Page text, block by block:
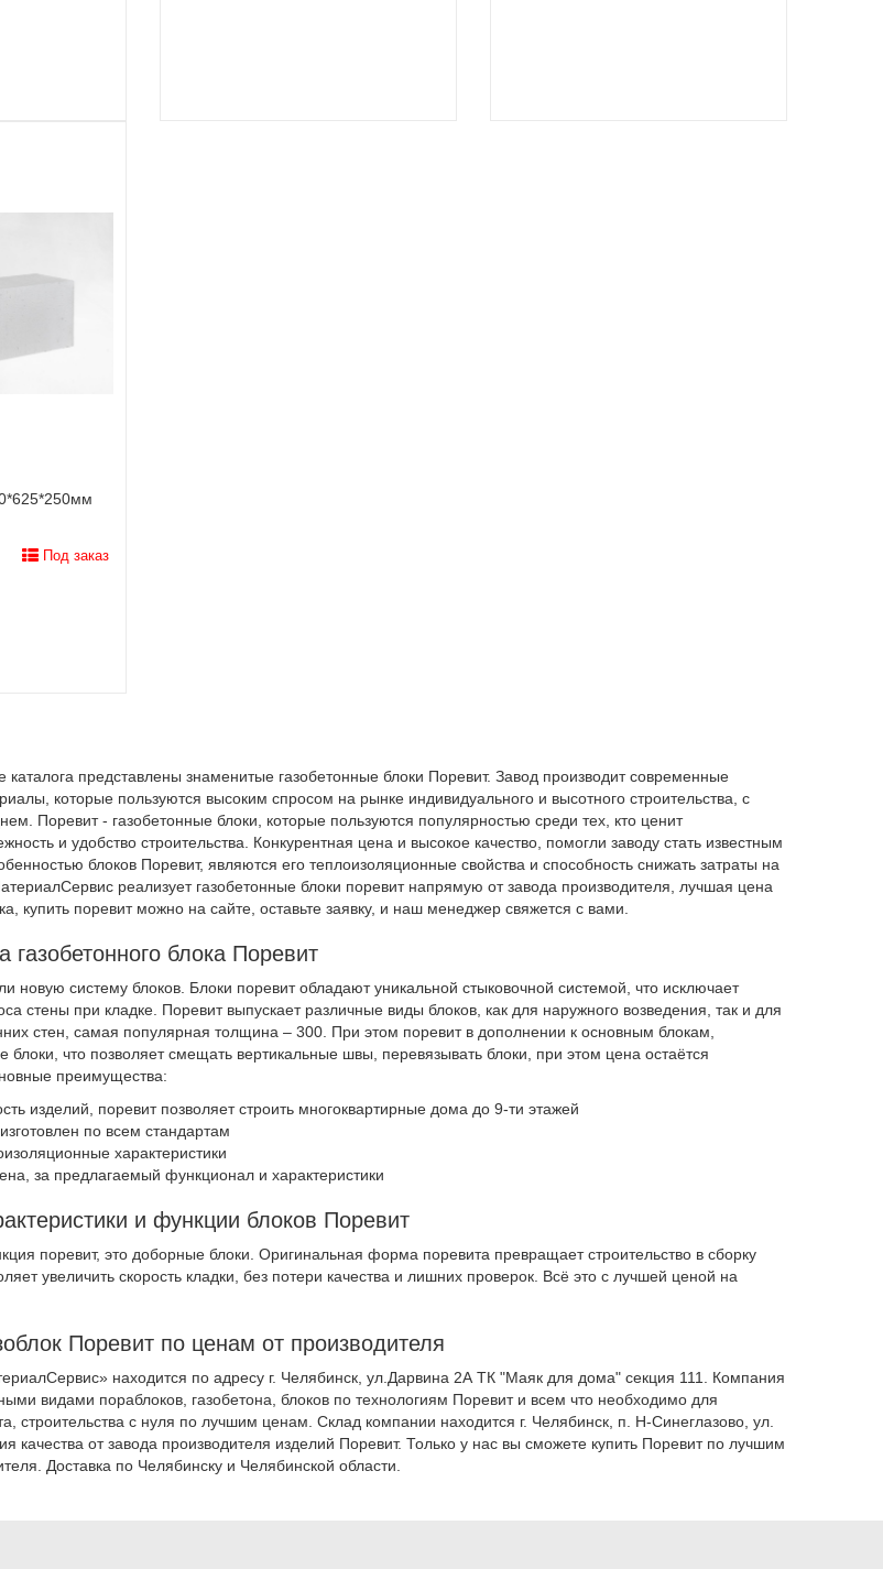
Под заказ
каталога представлены знаменитые газобетонные блоки Поревит. Завод производит современные
которые пользуются высоким спросом на рынке индивидуального и высотного строительства, с
Поревит - газобетонные блоки, которые пользуются популярностью среди тех, кто ценит
и удобство строительства. Конкурентная цена и высокое качество, помогли заводу стать известным
блоков Поревит, являются его теплоизоляционные свойства и способность снижать затраты на
реализует газобетонные блоки поревит напрямую от завода производителя, лучшая цена
купить поревит можно на сайте, оставьте заявку, и наш менеджер свяжется с вами.
газобетонного блока Поревит
новую систему блоков. Блоки поревит обладают уникальной стыковочной системой, что исключает
стены при кладке. Поревит выпускает различные виды блоков, как для наружного возведения, так и для
стен, самая популярная толщина – 300. При этом поревит в дополнении к основным блокам,
блоки, что позволяет смещать вертикальные швы, перевязывать блоки, при этом цена остаётся
преимущества:
изделий, поревит позволяет строить многоквартирные дома до 9-ти этажей
по всем стандартам
характеристики
за предлагаемый функционал и характеристики
и функции блоков Поревит
поревит, это доборные блоки. Оригинальная форма поревита превращает строительство в сборку
увеличить скорость кладки, без потери качества и лишних проверок. Всё это с лучшей ценой на
Поревит по ценам от производителя
находится по адресу г. Челябинск, ул.Дарвина 2А ТК "Маяк для дома" секция 111. Компания
видами пораблоков, газобетона, блоков по технологиям Поревит и всем что необходимо для
строительства с нуля по лучшим ценам. Склад компании находится г. Челябинск, п. Н-Синеглазово, ул.
качества от завода производителя изделий Поревит. Только у нас вы сможете купить Поревит по лучшим
Доставка по Челябинску и Челябинской области.